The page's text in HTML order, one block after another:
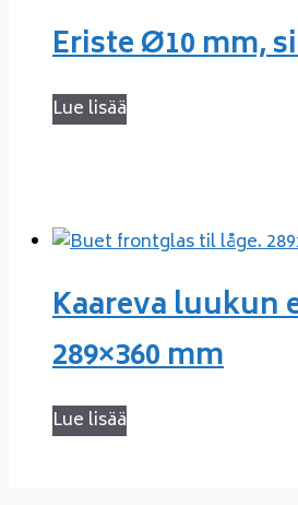
Eriste Ø10 mm,
Lue lisää
Kaareva luukun
289×360 mm
Lue lisää